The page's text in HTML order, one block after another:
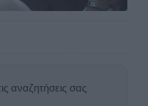
αναζητήσεις σας